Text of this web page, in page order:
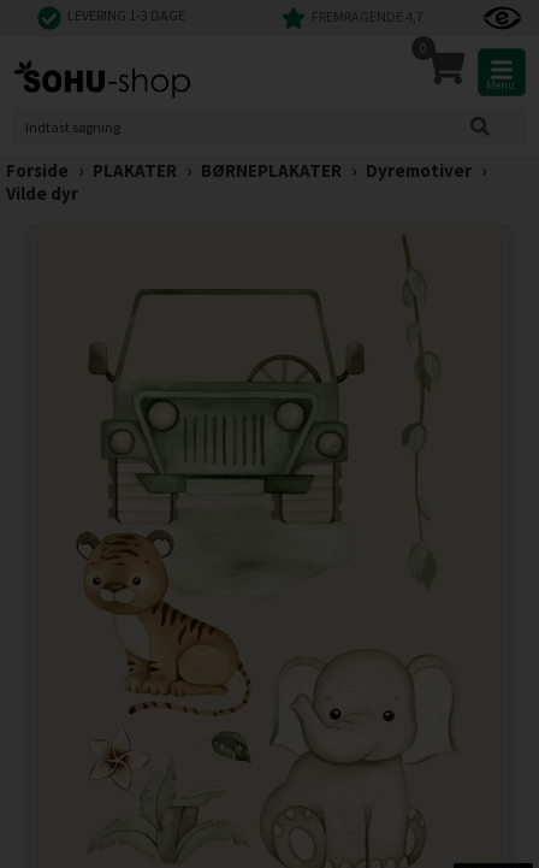
LEVERING 1-3 DAGE FREMRAGENDE 4,7
0
Menu
Forside › PLAKATER › BØRNEPLAKATER › Dyremotiver ›
Vilde dyr